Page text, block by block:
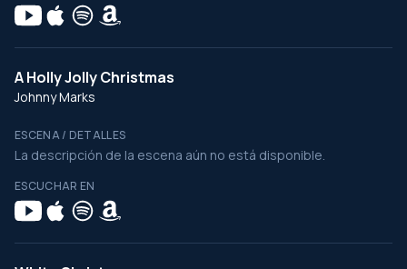
A Holly Jolly Christmas
Johnny Marks
ESCENA / DETALLES
La descripción de la escena aún no está disponible.
ESCUCHAR EN